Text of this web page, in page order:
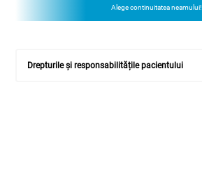
Alege continuitatea neamului!
Drepturile și responsabilitățile pacientului